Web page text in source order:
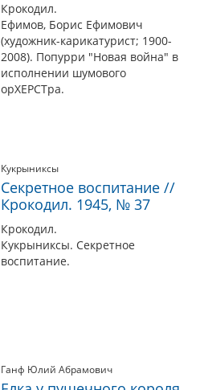
Крокодил.
Ефимов, Борис Ефимович
(художник-карикатурист; 1900-
2008). Попурри "Новая война" в
исполнении шумового
орХЕРСТра.
Кукрыниксы
Секретное воспитание //
Крокодил. 1945, № 37
Крокодил.
Кукрыниксы. Секретное
воспитание.
Ганф Юлий Абрамович